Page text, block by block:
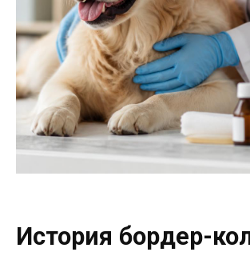
История бордер-